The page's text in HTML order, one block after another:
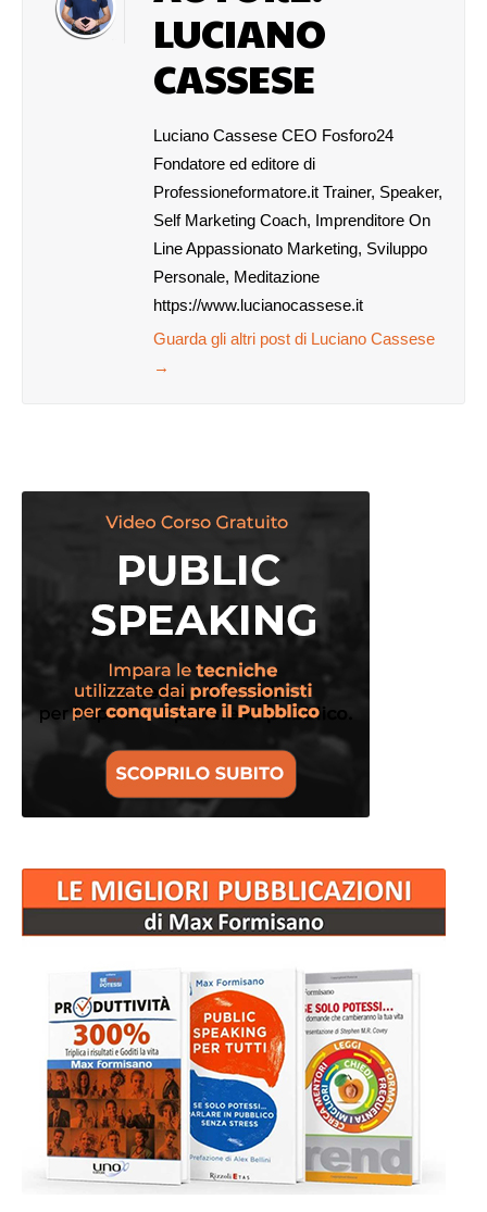
LUCIANO
CASSESE
Luciano Cassese CEO Fosforo24
Fondatore ed editore di
Professioneformatore.it Trainer, Speaker,
Self Marketing Coach, Imprenditore On
Line Appassionato Marketing, Sviluppo
Personale, Meditazione
https://www.lucianocassese.it
Guarda gli altri post di Luciano Cassese
→